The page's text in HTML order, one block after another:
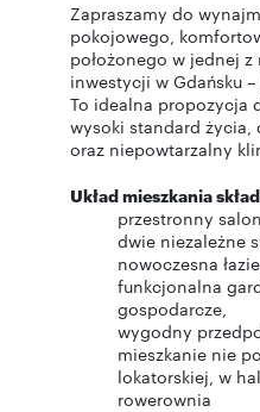
Zapraszamy do
pokojowego,
położonego w jednej
inwestycji w Gdańsku –
To idealna propozycja
wysoki standard życia,
oraz niepowtarzalny
Układ mieszkania
przestronny
dwie niezależne
nowoczesna
funkcjonalna
gospodarcze,
wygodny
mieszkanie nie
lokatorskiej, w
rowerownia